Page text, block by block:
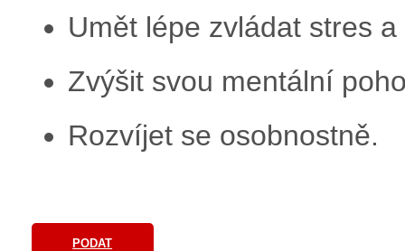
Umět lépe zvládat stres a
Zvýšit svou mentální
Rozvíjet se osobnostně.
PODAT